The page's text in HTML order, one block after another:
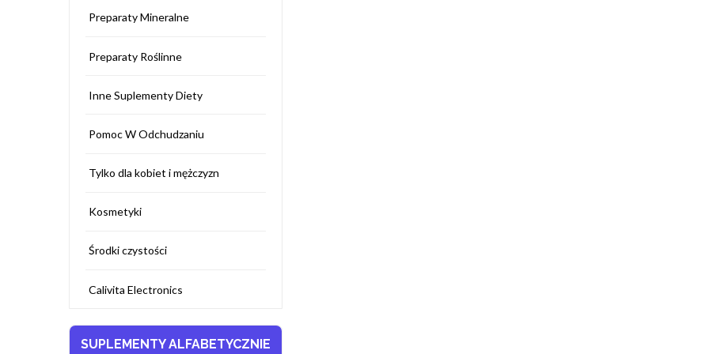
Preparaty Mineralne
Preparaty Roślinne
Inne Suplementy Diety
Pomoc W Odchudzaniu
Tylko dla kobiet i mężczyzn
Kosmetyki
Środki czystości
Calivita Electronics
SUPLEMENTY ALFABETYCZNIE